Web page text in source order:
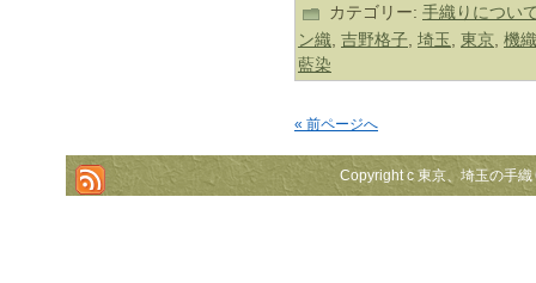
カテゴリー: 手織りについ
ン織 吉野格子 埼玉 東京 機
藍染
« 前ページへ
Copyright c 東京、埼玉の手